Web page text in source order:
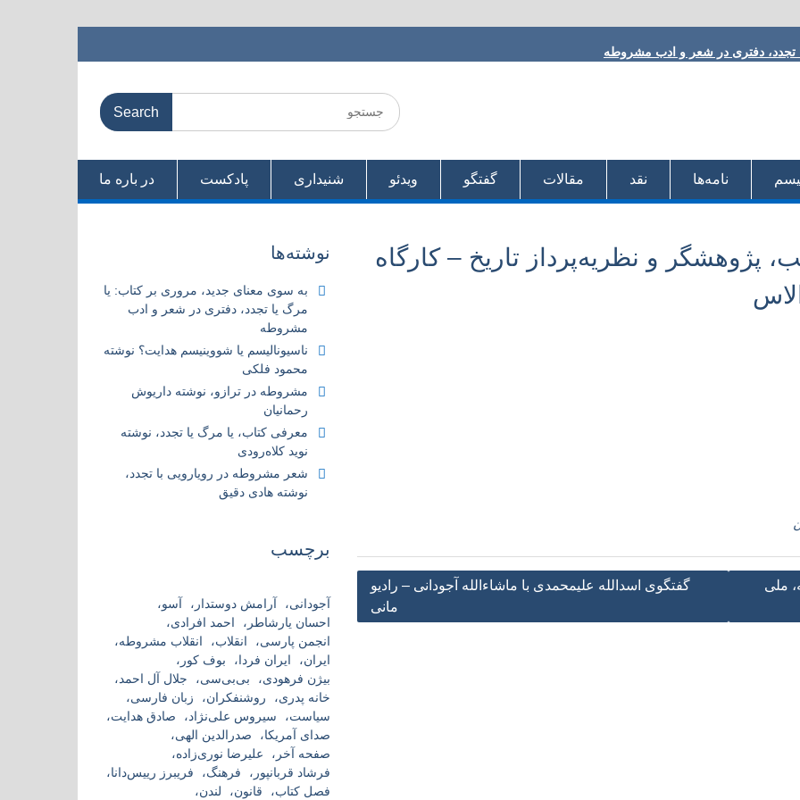
تجدد، دفتری در شعر و ادب مشروطه
Search
for:
نامه‌ها نقد مقالات گفتگو ویدئو شنیداری پادکست در باره ما
پژوهشگر و نظریه‌پرداز تاریخ – کارگاه
ملی
گفتگوی اسدالله علیمحمدی با ماشاءالله آجودانی – رادیو
مانی
نوشته‌ها
به سوی معنای جدید، مروری بر کتاب:‌ یا
مرگ یا تجدد، دفتری در شعر و ادب
مشروطه
ناسیونالیسم یا شووینیسم هدایت؟ نوشته
محمود فلکی
مشروطه در ترازو، نوشته داریوش
رحمانیان
معرفی کتاب، یا مرگ یا تجدد، نوشته
نوید کلاه‌رودی
شعر مشروطه در رویارویی با تجدد،
نوشته هادی دقیق
برچسب
آجودانی آرامش دوستدار
آسو
احسان یارشاطر
احمد افرادی
انجمن پارسی
انقلاب
انقلاب مشروطه
ایران
ایران فردا
بوف کور
بیژن فرهودی
بی‌بی‌سی
جلال آل احمد
خانه پدری
روشنفکران
زبان فارسی
سیاست
سیروس علی‌نژاد
صادق هدایت
صدای آمریکا
صدرالدین الهی
صفحه آخر
علیرضا نوری‌زاده
فرشاد قربانپور
فرهنگ
فریبرز رییس‌دانا
فصل کتاب
قانون لندن